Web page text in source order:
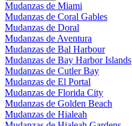
Mudanzas de Miami
Mudanzas de Coral Gables
Mudanzas de Doral
Mudanzas de Aventura
Mudanzas de Bal Harbour
Mudanzas de Bay Harbor Islands
Mudanzas de Cutler Bay
Mudanzas de El Portal
Mudanzas de Florida City
Mudanzas de Golden Beach
Mudanzas de Hialeah